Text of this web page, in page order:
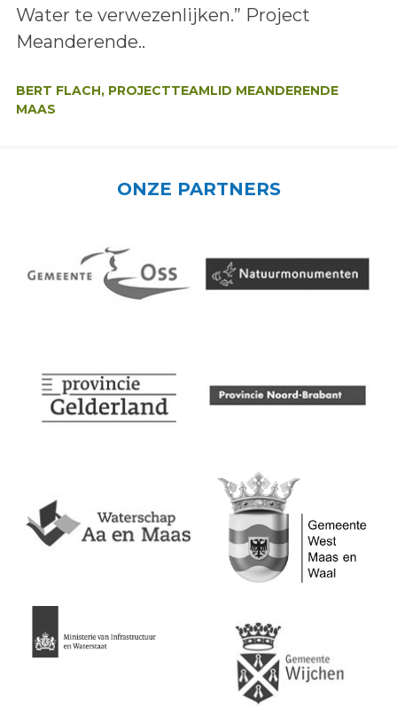
Water te verwezenlijken.” Project
Meanderende..
BERT FLACH, PROJECTTEAMLID MEANDERENDE
MAAS
ONZE PARTNERS